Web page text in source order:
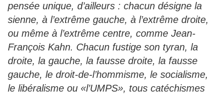
pensée unique, d’ailleurs : chacun désigne la
sienne, à l’extrême gauche, à l’extrême droite,
ou même à l’extrême centre, comme Jean-
François Kahn. Chacun fustige son tyran, la
droite, la gauche, la fausse droite, la fausse
gauche, le droit-de-l’hommisme, le socialisme,
le libéralisme ou «l’UMPS», tous catéchismes